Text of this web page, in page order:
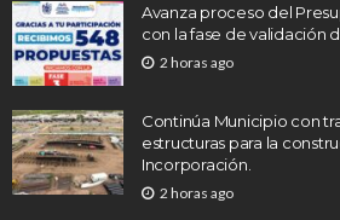
Avanza proceso del
con la fase de validación
2 horas ago
Continúa Municipio con
estructuras para la
Incorporación.
2 horas ago